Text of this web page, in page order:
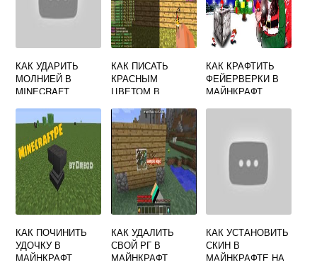
КАК УДАРИТЬ
МОЛНИЕЙ В
MINECRAFT
КАК ПИСАТЬ
КРАСНЫМ
ЦВЕТОМ В
КАК КРАФТИТЬ
ФЕЙЕРВЕРКИ В
МАЙНКРАФТ
КАК ПОЧИНИТЬ
УДОЧКУ В
МАЙНКРАФТ
КАК УДАЛИТЬ
СВОЙ РГ В
МАЙНКРАФТ
КАК УСТАНОВИТЬ
СКИН В
МАЙНКРАФТЕ НА